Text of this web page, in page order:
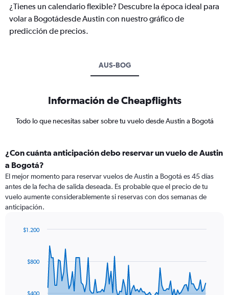
¿Tienes un calendario flexible? Descubre la época ideal para
volar a Bogotádesde Austin con nuestro gráfico de
predicción de precios.
AUS-BOG
Información de Cheapflights
Todo lo que necesitas saber sobre tu vuelo desde Austin a Bogotá
¿Con cuánta anticipación debo reservar un vuelo de Austin
a Bogotá?
El mejor momento para reservar vuelos de Austin a Bogotá es 45 días
antes de la fecha de salida deseada. Es probable que el precio de tu
vuelo aumente considerablemente si reservas con dos semanas de
anticipación.
data
The
$800
$1.200